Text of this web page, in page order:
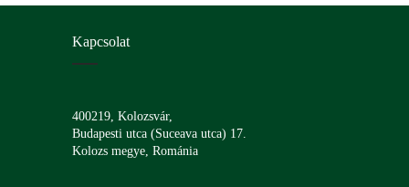
Kapcsolat
400219, Kolozsvár,
Budapesti utca (Suceava utca) 17.
Kolozs megye, Románia